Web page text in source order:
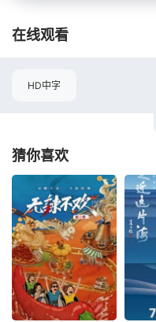
在线观看
HD中字
猜你喜欢